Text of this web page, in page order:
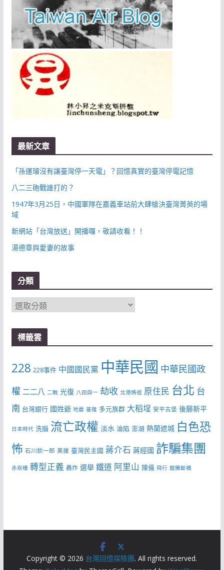
最新文章
「孫運璿沒有讓臺灣停一天電」？回憶真實的臺灣停電記憶
八二三砲戰誰打的？
1947年3月25日，中國軍隊在嘉義車站前大肆槍決臺灣菁英的場
域
新網站「台灣放送」開播囉，敬請收看！！
湯德章與愛妻的故事
分類
分
類
標籤雲
228 228事件 中國國民黨 中華民國 中華民國政
權 二二八 二戰 光復 八田與一 劫收 北港媽祖 原住民 台北 台
南 台灣銀行 國姓爺 地震 基隆 多元族群 大稻埕 安平古堡 後藤新平
日本時代 洗腦 流亡政權 淡水 淪陷 澎湖 熱蘭遮城 白色恐
怖 石川欽一郎 美援 臺灣民主國 蔣介石 蔣經國 詐騙集團
赤崁樓 轉型正義 轟炸 選舉 鐵道 阿里山 陳儀 飛行 龍騰斷橋
Copyright © 2026 台灣回憶探險團. All rights reserved.